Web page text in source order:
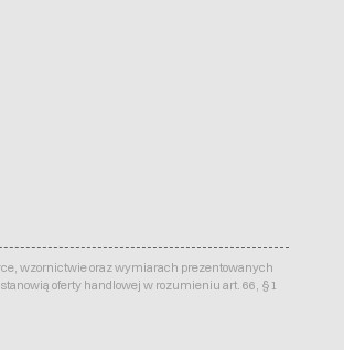
wzornictwie oraz wymiarach prezentowanych
oferty handlowej w rozumieniu art. 66, §1